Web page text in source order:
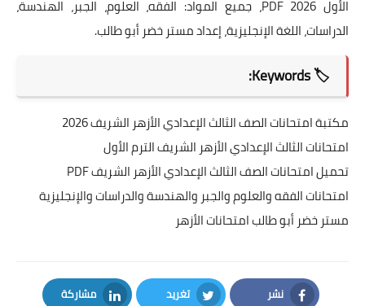
الأول 2026 PDF، جميع المواد: الفقه، العلوم، الجبر، الهندسة،
الدراسات، اللغة الإنجليزية، إعداد مستر خضر أبو طالب.
🏷️ Keywords:
مكتبة امتحانات الصف الثالث الإعدادي الأزهر الشريف 2026
امتحانات الثالث الإعدادي الأزهر الشريف الترم الأول
تحميل امتحانات الصف الثالث الإعدادي الأزهر الشريف PDF
امتحانات الفقه والعلوم والجبر والهندسة والدراسات والإنجليزية
مستر خضر أبو طالب امتحانات الأزهر
نشر تغريد مشاركة